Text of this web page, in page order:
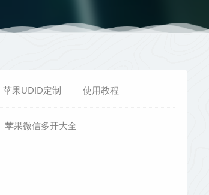
苹果UDID定制 使用教程
苹果微信多开大全